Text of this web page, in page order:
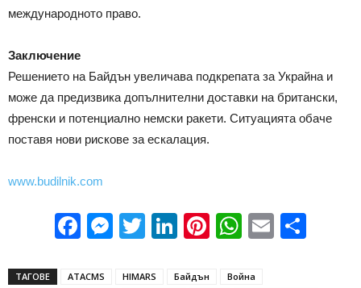
международното право.
Заключение
Решението на Байдън увеличава подкрепата за Украйна и
може да предизвика допълнителни доставки на британски,
френски и потенциално немски ракети. Ситуацията обаче
поставя нови рискове за ескалация.
www.budilnik.com
Facebook
Messenger
Twitter
LinkedIn
Pinterest
WhatsApp
Email
ТАГОВЕ ATACMS HIMARS Байдън
Война